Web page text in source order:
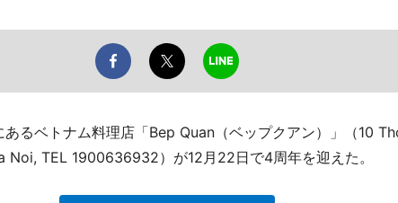
るベトナム料理店「Bep Quan（ベップクアン）」（10
TEL 1900636932）が12月22日で4周年を迎えた。